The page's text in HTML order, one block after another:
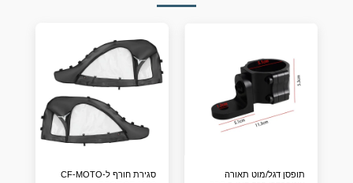
תופסן דגל/מוט תאורה
סגירת חורף ל-CF-MOTO